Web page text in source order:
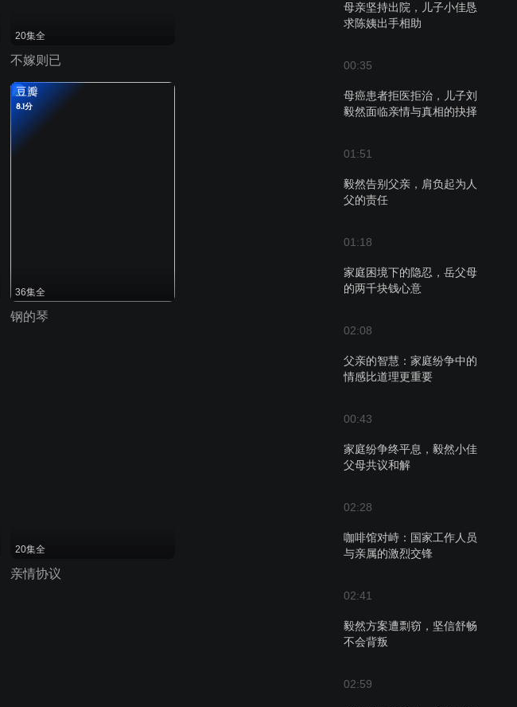
母亲坚持出院，儿子小佳恳
求陈姨出手相助
00:35
母癌患者拒医拒治，儿子刘
毅然面临亲情与真相的抉择
01:51
毅然告别父亲，肩负起为人
父的责任
01:18
家庭困境下的隐忍，岳父母
的两千块钱心意
02:08
父亲的智慧：家庭纷争中的
情感比道理更重要
00:43
家庭纷争终平息，毅然小佳
父母共议和解
02:28
咖啡馆对峙：国家工作人员
与亲属的激烈交锋
02:41
毅然方案遭剽窃，坚信舒畅
不会背叛
02:59
20集全
不嫁则已
豆瓣
8.1分
36集全
钢的琴
20集全
亲情协议